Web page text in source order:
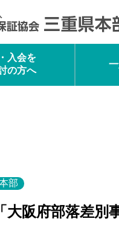
入会を
の方へ
部
大阪府部落差